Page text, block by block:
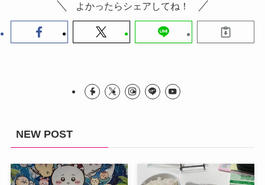
よかったらシェアしてね！
NEW POST